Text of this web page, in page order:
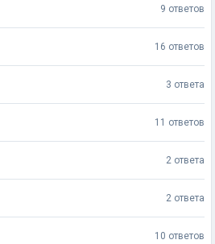
9 ответов
16 ответов
3 ответа
11 ответов
2 ответа
2 ответа
10 ответов